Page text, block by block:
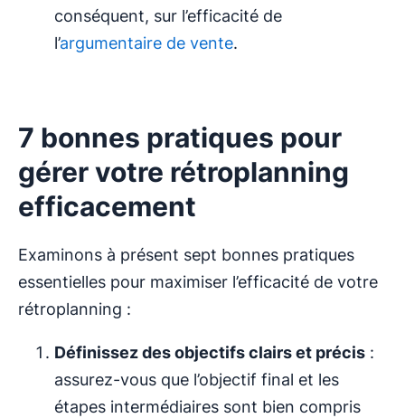
conséquent, sur l’efficacité de
l’argumentaire de vente.
7 bonnes pratiques pour
gérer votre rétroplanning
efficacement
Examinons à présent sept bonnes pratiques
essentielles pour maximiser l’efficacité de votre
rétroplanning :
Définissez des objectifs clairs et précis :
assurez-vous que l’objectif final et les
étapes intermédiaires sont bien compris